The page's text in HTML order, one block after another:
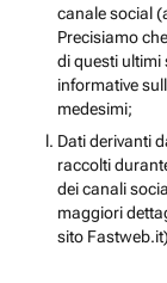
canale social
Precisiamo
di questi ultimi
informative
medesimi;
Dati derivanti
raccolti
dei canali
maggiori
sito